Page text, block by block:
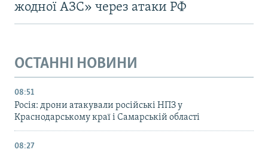
жодної АЗС» через атаки РФ
ОСТАННІ НОВИНИ
08:51
Росія: дрони атакували російські НПЗ у
Краснодарському краї і Самарській області
08:27